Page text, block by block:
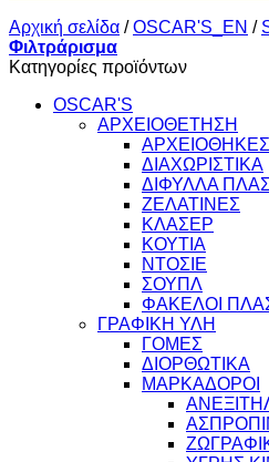
Αρχική σελίδα / OSCAR'S_EN /
Φιλτράρισμα
Κατηγορίες προϊόντων
OSCAR'S
ΑΡΧΕΙΟΘΕΤΗΣΗ
ΑΡΧΕΙΟΘΗΚΕΣ
ΔΙΑΧΩΡΙΣΤΙΚΑ
ΔΙΦΥΛΛΑ
ΖΕΛΑΤΙΝΕΣ
ΚΛΑΣΕΡ
ΚΟΥΤΙΑ
ΝΤΟΣΙΕ
ΣΟΥΠΛ
ΦΑΚΕΛΟΙ
ΓΡΑΦΙΚΗ ΥΛΗ
ΓΟΜΕΣ
ΔΙΟΡΘΩΤΙΚΑ
ΜΑΡΚΑΔΟΡΟΙ